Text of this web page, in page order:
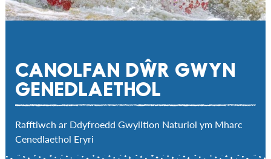
CANOLFAN DŴR GWYN
GENEDLAETHOL
Rafftiwch ar Ddyfroedd Gwylltion Naturiol ym Mharc
Cenedlaethol Eryri